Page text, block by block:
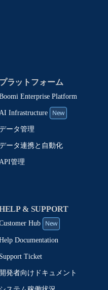
プラットフォーム
Enterprise Platform
Infrastructure New
ータ管理
ータ連携と自動化
管理
& SUPPORT
Hub New
Documentation
Support Ticket
開発者向けドキュメント